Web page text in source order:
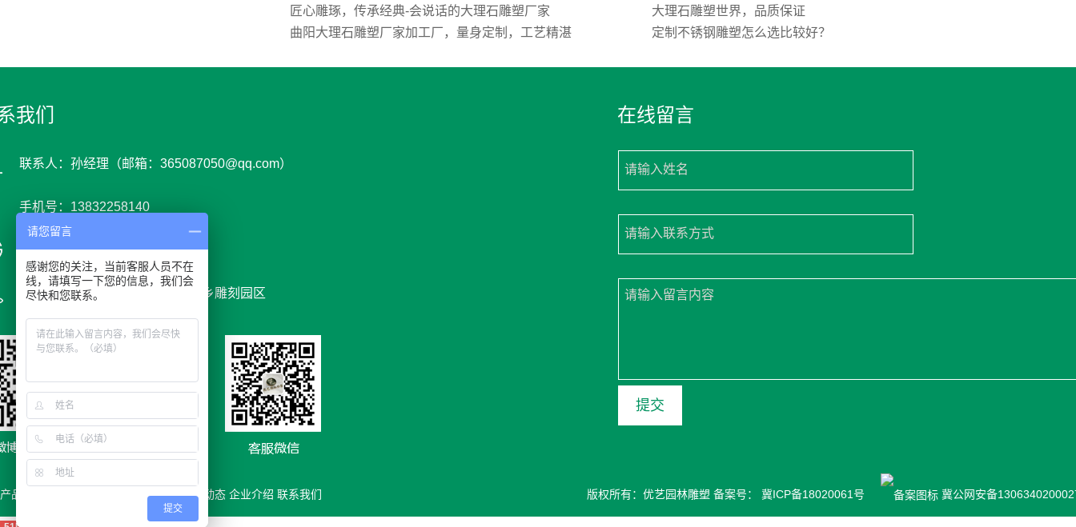
匠心雕琢，传承经典-会说话的大理石雕塑厂家
大理石雕塑世界，品质保证
曲阳大理石雕塑厂家加工厂，量身定制，工艺精湛
定制不锈钢雕塑怎么选比较好？
我们
联系人：孙经理（邮箱：365087050@qq.com）
手机号：13832258140
网 址 : www.youyids.cn
地 址：河北省保定市曲阳县党城乡雕刻园区
在线留言
请输入姓名
请输入联系方式
请输入留言内容
品 合作案例 新闻动态 企业介绍 联系我们 版权所有：优艺园林雕塑 备案号： 冀ICP备18020061号 冀公网安备
请您留言
感谢您的关注，当前客服人员不在
线，请填写一下您的信息，我们会
尽快和您联系。
提交